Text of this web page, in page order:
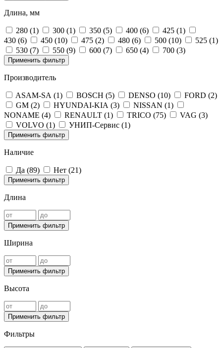
Длина, мм
280 (1) 300 (1) 350 (5) 400 (6) 425 (1)
430 (6) 450 (10) 475 (2) 480 (6) 500 (10) 525 (1)
530 (7) 550 (9) 600 (7) 650 (4) 700 (3)
Применить фильтр
Производитель
ASAM-SA (1) BOSCH (5) DENSO (10) FORD (2)
GM (2) HYUNDAI-KIA (3) NISSAN (1)
NONAME (4) RENAULT (1) TRICO (75) VAG (3)
VOLVO (1) УНИП-Сервис (1)
Применить фильтр
Наличие
Да (89) Нет (21)
Применить фильтр
Длина
Применить фильтр
Ширина
Применить фильтр
Высота
Применить фильтр
Фильтры